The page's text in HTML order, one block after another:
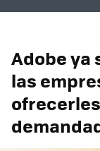
Adobe ya
las